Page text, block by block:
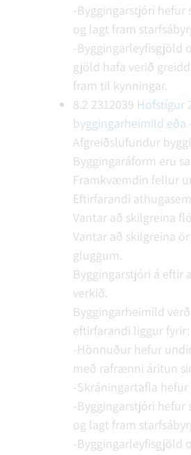
-Byggingarstjóri hefur
og lagt fram
-Byggingarleyfisgjöld
gjöld hafa verið
fram til kynningar.
8.2 2312039 Hofstígur
byggingarheimild eða
Afgreiðslufundur
Byggingaráform eru
Framkvæmdin fellur
Eftirfarandi
Vantar að skilgreina
Vantar að skilgreina
gluggum.
Byggingarstjóri á eftir
verkið.
Byggingarheimild
eftirfarandi liggur fyrir:
-Hönnuður hefur
með rafrænni áritun
-Skráningartafla hefur
-Byggingarstjóri hefur
og lagt fram
-Byggingarleyfisgjöld